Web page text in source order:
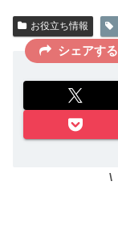
お役立ち情報
シェアする